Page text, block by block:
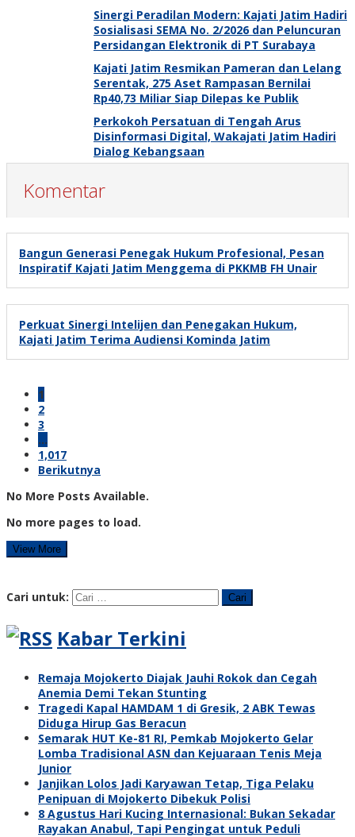
Sinergi Peradilan Modern: Kajati Jatim Hadiri
Sosialisasi SEMA No. 2/2026 dan Peluncuran
Persidangan Elektronik di PT Surabaya
Kajati Jatim Resmikan Pameran dan Lelang
Serentak, 275 Aset Rampasan Bernilai
Rp40,73 Miliar Siap Dilepas ke Publik
Perkokoh Persatuan di Tengah Arus
Disinformasi Digital, Wakajati Jatim Hadiri
Dialog Kebangsaan
Komentar
Bangun Generasi Penegak Hukum Profesional, Pesan
Inspiratif Kajati Jatim Menggema di PKKMB FH Unair
Perkuat Sinergi Intelijen dan Penegakan Hukum,
Kajati Jatim Terima Audiensi Kominda Jatim
1
2
3
…
1,017
Berikutnya
No More Posts Available.
No more pages to load.
View More
Cari untuk:
Kabar Terkini
Remaja Mojokerto Diajak Jauhi Rokok dan Cegah
Anemia Demi Tekan Stunting
Tragedi Kapal HAMDAM 1 di Gresik, 2 ABK Tewas
Diduga Hirup Gas Beracun
Semarak HUT Ke-81 RI, Pemkab Mojokerto Gelar
Lomba Tradisional ASN dan Kejuaraan Tenis Meja
Junior
Janjikan Lolos Jadi Karyawan Tetap, Tiga Pelaku
Penipuan di Mojokerto Dibekuk Polisi
8 Agustus Hari Kucing Internasional: Bukan Sekadar
Rayakan Anabul, Tapi Pengingat untuk Peduli